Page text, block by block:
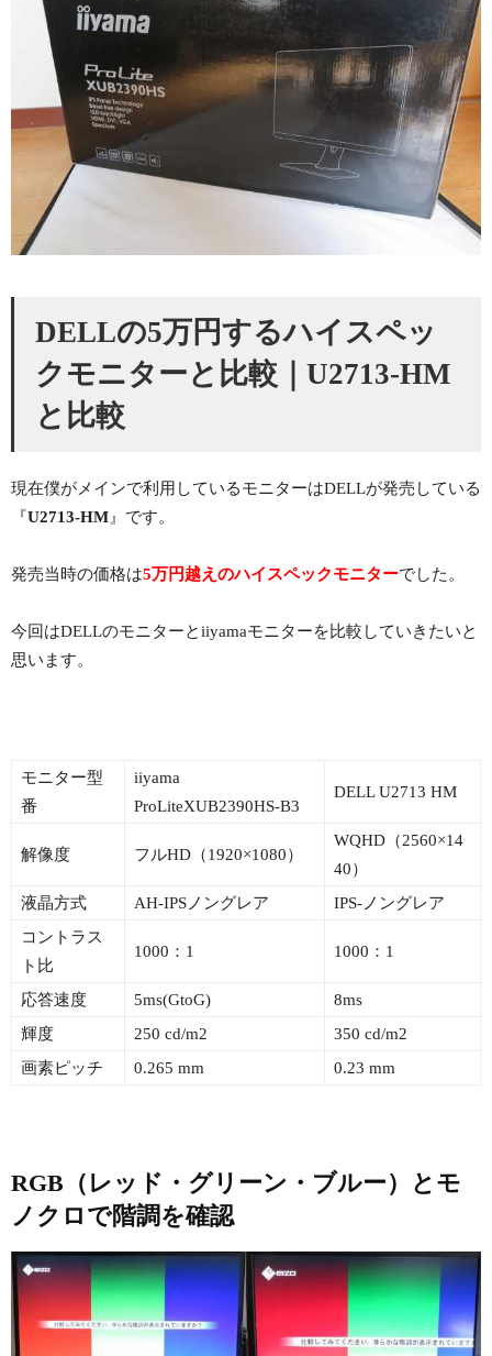
DELLの5万円するハイスペッ
クモニターと比較｜U2713-HM
と比較
現在僕がメインで利用しているモニターはDELLが発売している
『U2713-HM 』です。
発売当時の価格は5万円越えのハイスペックモニターでした。
今回はDELLのモニターとiiyamaモニターを比較していきたいと
思います。
モニター型
番
iiyama
ProLiteXUB2390HS-B3
DELL U2713 HM
解像度 フルHD（1920×1080）
WQHD（2560×14
40）
液晶方式
AH-IPSノングレア
IPS-ノングレア
コントラス
ト比
1000：1 1000：1
応答速度 5ms(GtoG)
8ms
輝度
250 cd/m2
350 cd/m2
画素ピッチ
0.265 mm 0.23 mm
RGB（レッド・グリーン・ブルー）とモ
ノクロで階調を確認